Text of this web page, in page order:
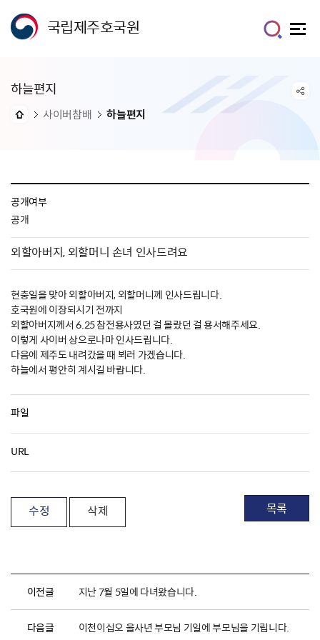
국립제주호국원
하늘편지
사이버참배 하늘편지
공개여부
공개
외할아버지, 외할머니 손녀 인사드려요
현충일을 맞아 외할아버지, 외할머니께 인사드립니다.
호국원에 이장되시기 전까지
외할아버지께서 6.25 참전용사였던 걸 몰랐던 걸 용서해주세요.
이렇게 사이버 상으로나마 인사드립니다.
다음에 제주도 내려갔을 때 뵈러 가겠습니다.
하늘에서 평안히 계시길 바랍니다.
파일
URL
수정 삭제 목록
이전글 지난 7월 5일에 다녀왔습니다.
다음글 이천이십오 을사년 부모님 기일에 부모님을 기립니다.